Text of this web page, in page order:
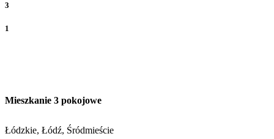
3
1
Mieszkanie 3 pokojowe
Łódzkie, Łódź, Śródmieście